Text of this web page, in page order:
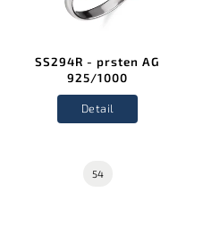
SS294R - prsten AG
925/1000
Detail
54